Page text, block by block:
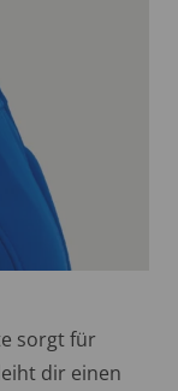
sorgt für
dir einen